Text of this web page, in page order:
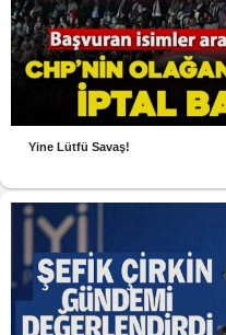
Yine Lütfü Savaş!